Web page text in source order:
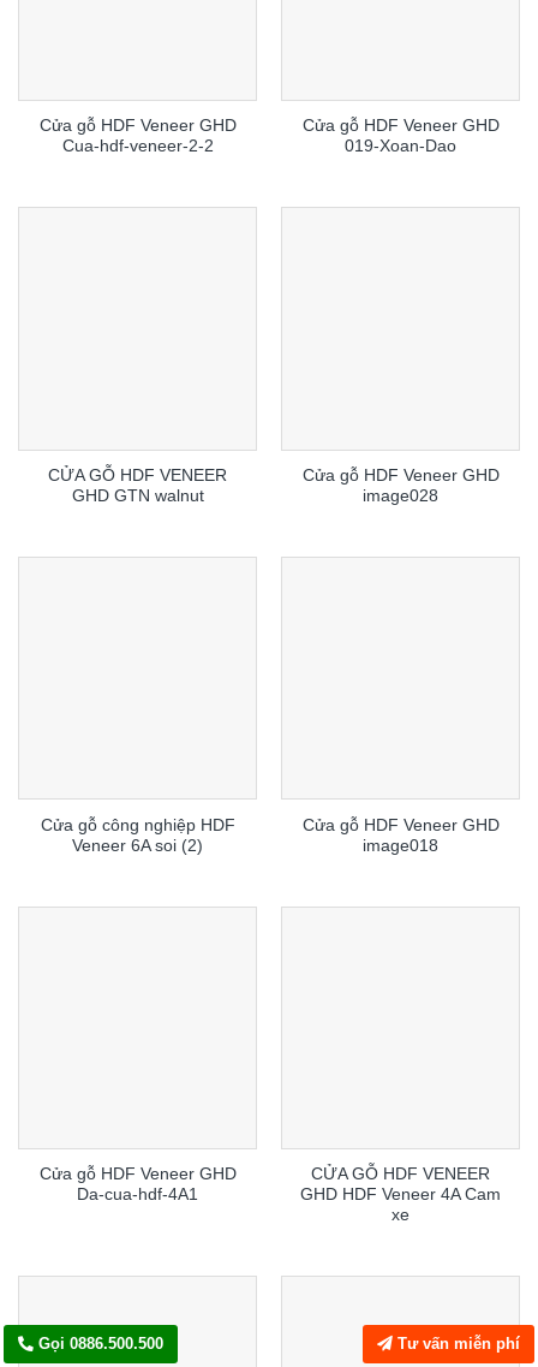
Cửa gỗ HDF Veneer GHD
Cua-hdf-veneer-2-2
Cửa gỗ HDF Veneer GHD
019-Xoan-Dao
CỬA GỖ HDF VENEER
GHD GTN walnut
Cửa gỗ HDF Veneer GHD
image028
Cửa gỗ công nghiệp HDF
Veneer 6A soi (2)
Cửa gỗ HDF Veneer GHD
image018
Cửa gỗ HDF Veneer GHD
Da-cua-hdf-4A1
CỬA GỖ HDF VENEER
GHD HDF Veneer 4A Cam
xe
Gọi 0886.500.500 Tư vấn miễn phí